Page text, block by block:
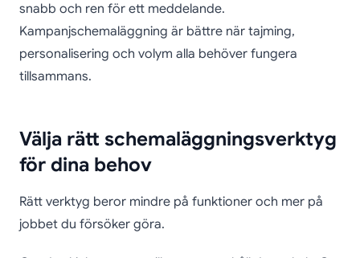
snabb och ren för ett meddelande.
Kampanjschemaläggning är bättre när tajming,
personalisering och volym alla behöver fungera
tillsammans.
Välja rätt schemaläggningsverktyg
för dina behov
Rätt verktyg beror mindre på funktioner och mer på
jobbet du försöker göra.